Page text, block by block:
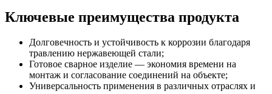
Ключевые преимущества продукта
Долговечность и устойчивость к коррозии благодаря
травлению нержавеющей стали;
Готовое сварное изделие — экономия времени на
монтаж и согласование соединений на объекте;
Универсальность применения в различных отраслях и